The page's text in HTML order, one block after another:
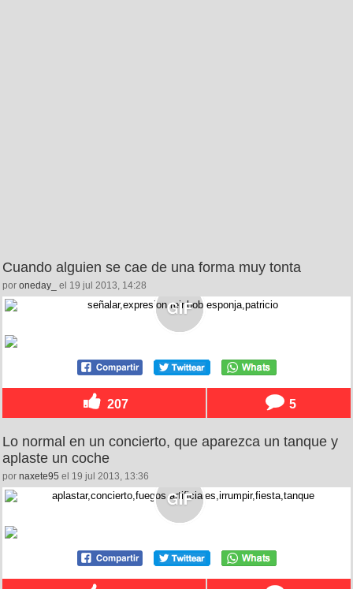
Cuando alguien se cae de una forma muy tonta
por oneday_ el 19 jul 2013, 14:28
207 5
Lo normal en un concierto, que aparezca un tanque y
aplaste un coche
por naxete95 el 19 jul 2013, 13:36